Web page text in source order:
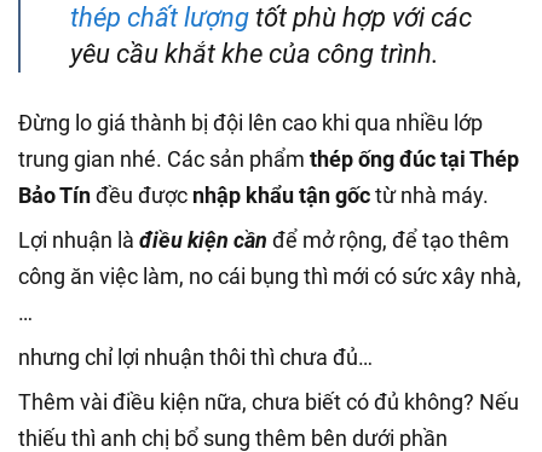
thép chất lượngtốt phù hợp với các
yêu cầu khắt khe của công trình.
Đừng lo giá thành bị đội lên cao khi qua nhiều lớp
trung gian nhé. Các sản phẩm thép ống đúc tại Thép
Bảo Tínđều được nhập khẩu tận gốctừ nhà máy.
Lợi nhuận là điều kiện cần để mở rộng, để tạo thêm
công ăn việc làm, no cái bụng thì mới có sức xây nhà,
…
nhưng chỉ lợi nhuận thôi thì chưa đủ…
Thêm vài điều kiện nữa, chưa biết có đủ không? Nếu
thiếu thì anh chị bổ sung thêm bên dưới phần